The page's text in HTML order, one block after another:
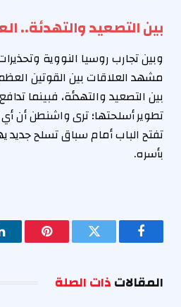
بين التصعيد والتهدئة..
وبين تجارب روسيا النووية
مشهد العلاقات بين القوتين
بين التصعيد والتهدئة، فبينما
تطوير أسلحتها؛ ترى واشنطن أن
تفتح الباب أمام سباق تسلح جديد
بأسره.
فيسبوك تويتر
المقالاتذات الصلة